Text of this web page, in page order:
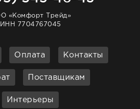
«Комфорт Трейд»
ИНН 7704767045
Оплата Контакты
Поставщикам
Интерьеры